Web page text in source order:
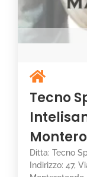
Tecno
Ditta: Tecno
Indirizzo: 47,